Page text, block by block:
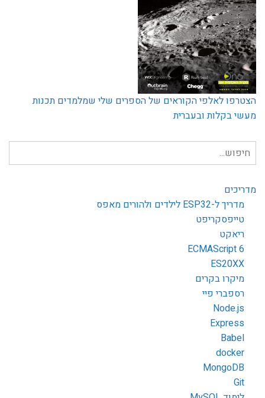
הצטרפו לאלפי הקוראים של הספרים שלי שמלמדים תכנות
מעשי בקלות ובעברית
חיפוש
עבור:
מדריכים
מדריך ל-ESP32 לילדים ולהורים מאפס
טייפסקריפט
ריאקט
ECMAScript 6
ES20XX
מיקרו בקרים
רספברי פיי
Node.js
Express
Babel
docker
MongoDB
Git